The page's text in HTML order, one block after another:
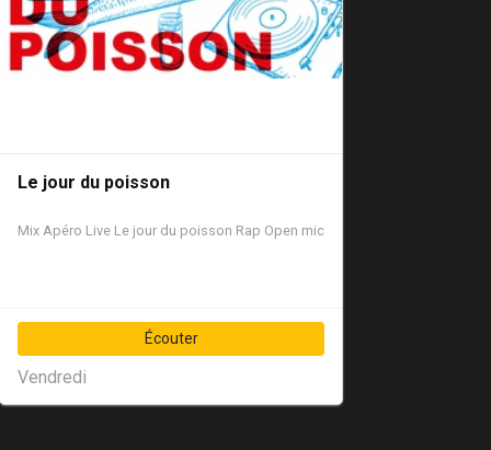
Le jour du poisson
Mix Apéro Live Le jour du poisson Rap Open mic
Écouter
Vendredi